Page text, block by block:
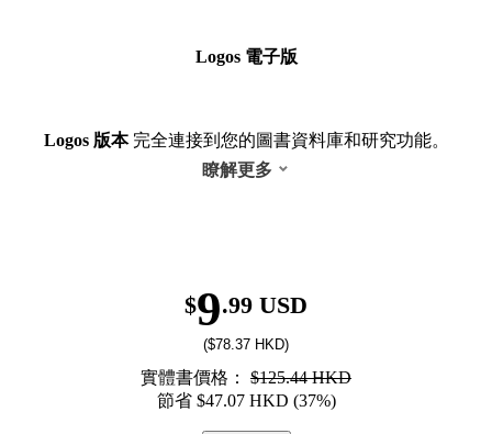
Logos 電子版
Logos 版本完全連接到您的圖書資料庫和研究功能。
瞭解更多
$9.99 USD
($78.37 HKD)
實體書價格： $125.44 HKD
節省 $47.07 HKD (37%)